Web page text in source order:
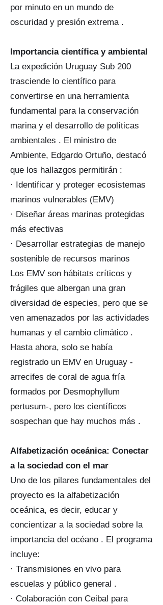
por minuto en un mundo de
oscuridad y presión extrema .
Importancia científica y ambiental
La expedición Uruguay Sub 200
trasciende lo científico para
convertirse en una herramienta
fundamental para la conservación
marina y el desarrollo de políticas
ambientales . El ministro de
Ambiente, Edgardo Ortuño, destacó
que los hallazgos permitirán :
· Identificar y proteger ecosistemas
marinos vulnerables (EMV)
· Diseñar áreas marinas protegidas
más efectivas
· Desarrollar estrategias de manejo
sostenible de recursos marinos
Los EMV son hábitats críticos y
frágiles que albergan una gran
diversidad de especies, pero que se
ven amenazados por las actividades
humanas y el cambio climático .
Hasta ahora, solo se había
registrado un EMV en Uruguay -
arrecifes de coral de agua fría
formados por Desmophyllum
pertusum-, pero los científicos
sospechan que hay muchos más .
Alfabetización oceánica: Conectar
a la sociedad con el mar
Uno de los pilares fundamentales del
proyecto es la alfabetización
oceánica, es decir, educar y
concientizar a la sociedad sobre la
importancia del océano . El programa
incluye:
· Transmisiones en vivo para
escuelas y público general .
· Colaboración con Ceibal para